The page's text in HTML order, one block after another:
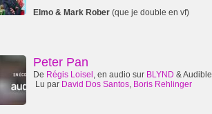
Elmo & Mark Rober (que je double en vf)
Peter Pan
De Régis Loisel , en audio sur BLYND & Audible
Lu par David Dos Santos, Boris Rehlinger